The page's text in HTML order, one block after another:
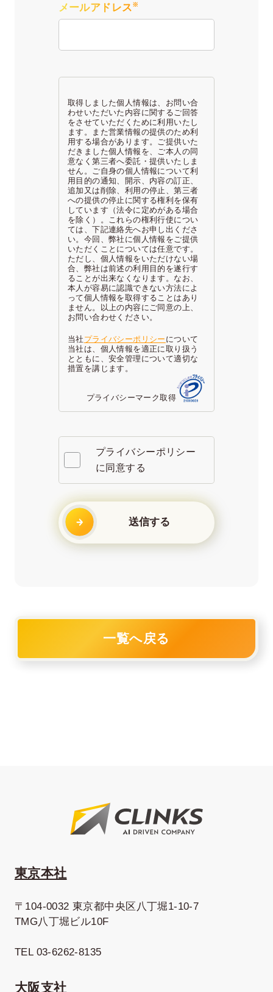
メールアドレス※
取得しました個人情報は、お問い合
わせいただいた内容に関するご回答
をさせていただくために利用いたし
ます。また営業情報の提供のため利
用する場合があります。ご提供いた
だきました個人情報を、ご本人の同
意なく第三者へ委託・提供いたしま
せん。ご自身の個人情報について利
用目的の通知、開示、内容の訂正、
追加又は削除、利用の停止、第三者
への提供の停止に関する権利を保有
しています（法令に定めがある場合
を除く）。これらの権利行使につい
ては、下記連絡先へお申し出くださ
い。今回、弊社に個人情報をご提供
いただくことについては任意です。
ただし、個人情報をいただけない場
合、弊社は前述の利用目的を遂行す
ることが出来なくなります。なお、
本人が容易に認識できない方法によ
って個人情報を取得することはあり
ません。以上の内容にご同意の上、
お問い合わせください。
当社 プライバシーポリシー について
当社は、個人情報を適正に取り扱う
とともに、安全管理について適切な
措置を講じます。
プライバシーマーク取得
プライバシーポリシー
に同意する
一覧へ戻る
東京本社
〒104-0032 東京都中央区八丁堀1-10-7
TMG八丁堀ビル10F
TEL 03-6262-8135
大阪支社